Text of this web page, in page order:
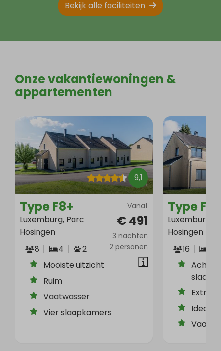
Bekijk alle faciliteiten
Onze vakantiewoningen &
appartementen
9,1
Vanaf
€ 491
3 nachten
2 personen
Type F8+
Luxemburg, Parc
Hosingen
8
4
2
Mooiste uitzicht
Ruim
Vaatwasser
Vier slaapkamers
Type F16
Luxemburg,
Hosingen
16
Acht
Extra
Ideaal